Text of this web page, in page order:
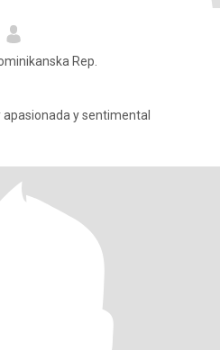
Rep.
y sentimental